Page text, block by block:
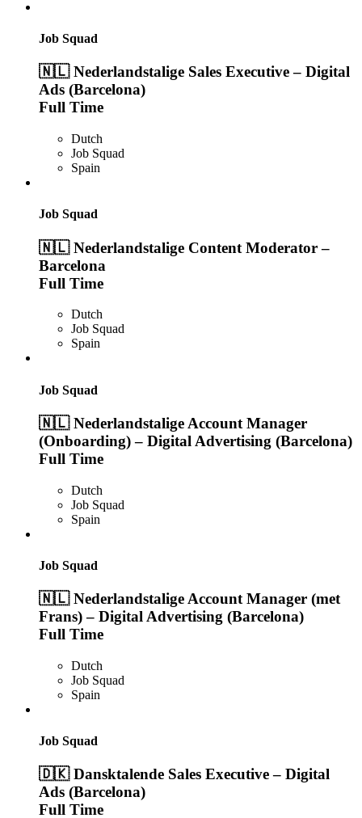
Job Squad
🇳🇱 Nederlandstalige Sales Executive – Digital
Ads (Barcelona)
Full Time
Dutch
Job Squad
Spain
Job Squad
🇳🇱 Nederlandstalige Content Moderator –
Barcelona
Full Time
Dutch
Job Squad
Spain
Job Squad
🇳🇱 Nederlandstalige Account Manager
(Onboarding) – Digital Advertising (Barcelona)
Full Time
Dutch
Job Squad
Spain
Job Squad
🇳🇱 Nederlandstalige Account Manager (met
Frans) – Digital Advertising (Barcelona)
Full Time
Dutch
Job Squad
Spain
Job Squad
🇩🇰 Dansktalende Sales Executive – Digital
Ads (Barcelona)
Full Time